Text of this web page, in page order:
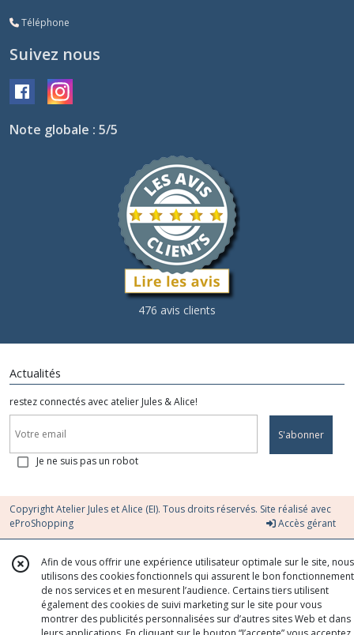
Téléphone
Suivez nous
Note globale : 5/5
476 avis clients
Actualités
restez connectés avec atelier Jules & Alice!
S'abonner
Je ne suis pas un robot
Copyright Atelier Jules et Alice (EI). Tous droits réservés. Site réalisé avec
eProShopping
Accès gérant
Afin de vous offrir une expérience utilisateur optimale sur le site, nous
utilisons des cookies fonctionnels qui assurent le bon fonctionnement
de nos services et en mesurent l’audience. Certains tiers utilisent
également des cookies de suivi marketing sur le site pour vous
montrer des publicités personnalisées sur d’autres sites Web et dans